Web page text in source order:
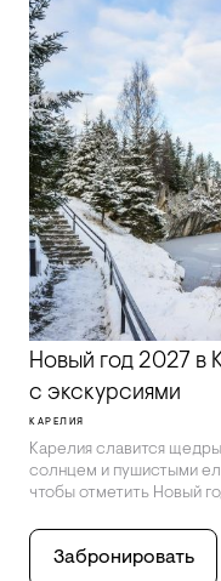
Новый год 2027 в
с экскурсиями
КАРЕЛИЯ
Карелия славится
солнцем и пушистыми
чтобы отметить Новый
Забронировать